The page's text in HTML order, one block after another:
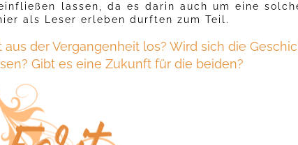
lassen, da es darin auch um eine
als Leser erleben durften zum Teil.
der Vergangenheit los? Wird sich die
Gibt es eine Zukunft für die beiden?